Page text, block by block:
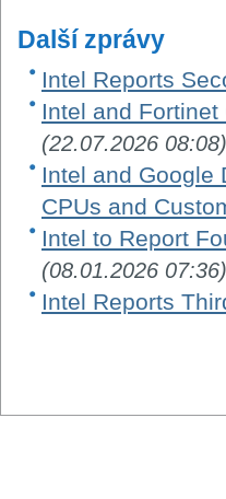
Další zprávy
Intel Reports
Intel and
(22.07.2026 08:08)
Intel and Google
CPUs and
Intel to Report
(08.01.2026 07:36)
Intel Reports